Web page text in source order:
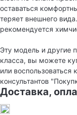
оставаться
теряет внешнего
рекомендуется
Эту модель и другие
класса, вы можете
или
консультантов
Доставка,